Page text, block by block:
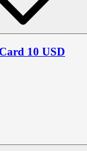
10 USD